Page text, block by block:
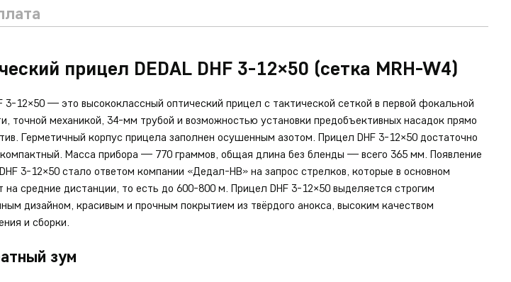
прицел DEDAL DHF 3-12×50 (сетка MRH-W4)
3-12×50 — это высококлассный оптический прицел с тактической сеткой в первой фокальной
точной механикой, 34-мм трубой и возможностью установки предобъективных насадок прямо
Герметичный корпус прицела заполнен осушенным азотом. Прицел DHF 3-12×50 достаточно
Масса прибора — 770 граммов, общая длина без бленды — всего 365 мм. Появление
3-12×50 стало ответом компании «Дедал-НВ» на запрос стрелков, которые в основном
на средние дистанции, то есть до 600-800 м. Прицел DHF 3-12×50 выделяется строгим
дизайном, красивым и прочным покрытием из твёрдого анокса, высоким качеством
и сборки.
зум